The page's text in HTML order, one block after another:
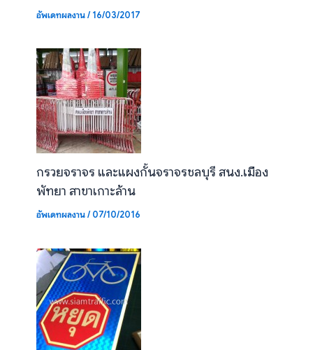
อัพเดทผลงาน/16/03/2017
กรวยจราจร และแผงกั้นจราจรชลบุรี สนง.เมือง
พัทยา สาขาเกาะล้าน
อัพเดทผลงาน/07/10/2016